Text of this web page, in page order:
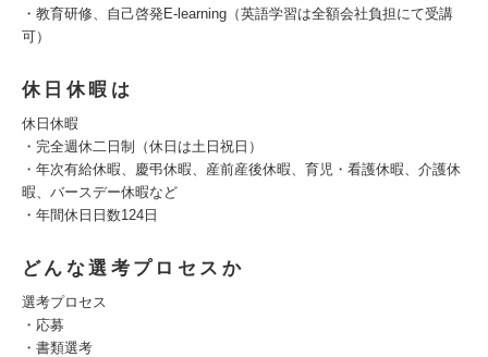
・教育研修、自己啓発E-learning（英語学習は全額会社負担にて受講
可）
休日休暇は
休日休暇
・完全週休二日制（休日は土日祝日）
・年次有給休暇、慶弔休暇、産前産後休暇、育児・看護休暇、介護休
暇、バースデー休暇など
・年間休日日数124日
どんな選考プロセスか
選考プロセス
・応募
・書類選考